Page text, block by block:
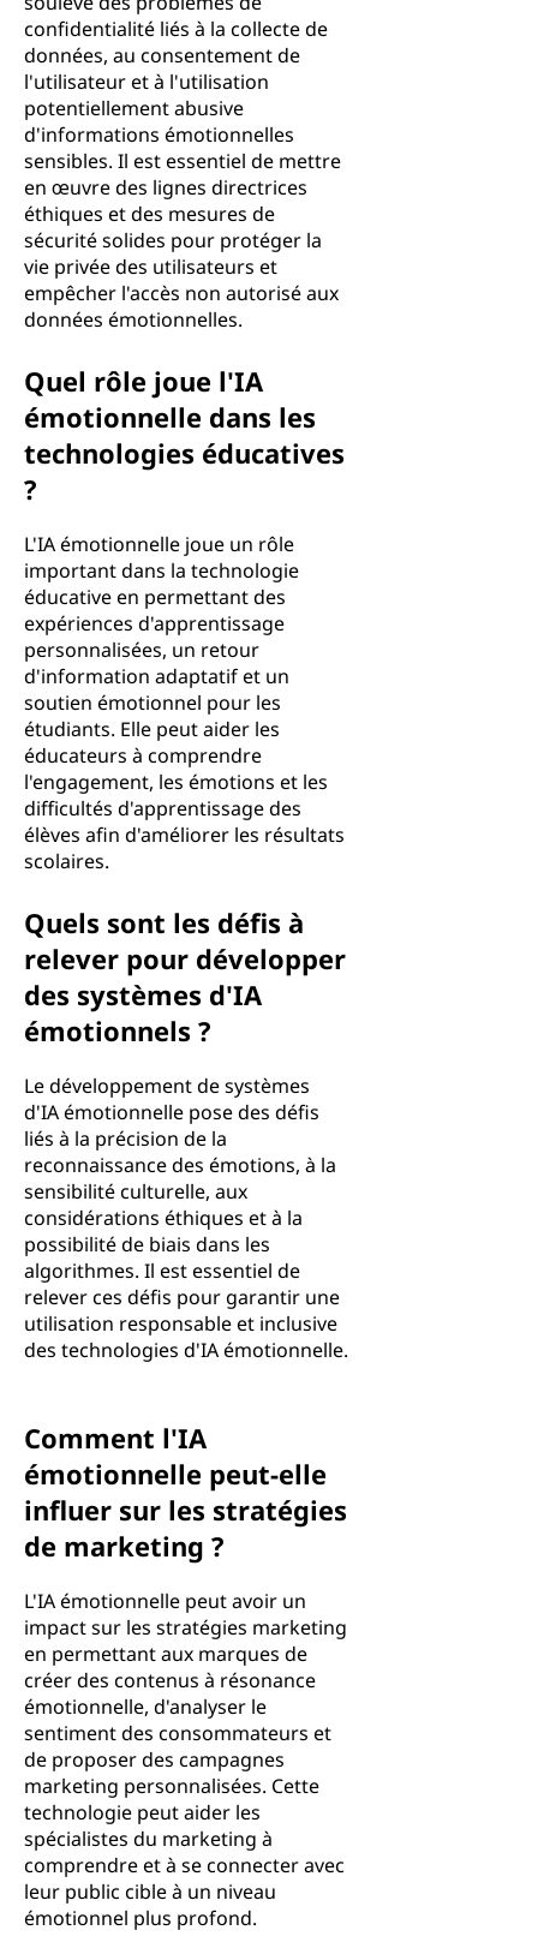
confidentialité liés à la collecte de
données, au consentement de
l'utilisateur et à l'utilisation
potentiellement abusive
d'informations émotionnelles
sensibles. Il est essentiel de mettre
en œuvre des lignes directrices
éthiques et des mesures de
sécurité solides pour protéger la
vie privée des utilisateurs et
empêcher l'accès non autorisé aux
données émotionnelles.
Quel rôle joue l'IA
émotionnelle dans les
technologies éducatives
?
L'IA émotionnelle joue un rôle
important dans la technologie
éducative en permettant des
expériences d'apprentissage
personnalisées, un retour
d'information adaptatif et un
soutien émotionnel pour les
étudiants. Elle peut aider les
éducateurs à comprendre
l'engagement, les émotions et les
difficultés d'apprentissage des
élèves afin d'améliorer les résultats
scolaires.
Quels sont les défis à
relever pour développer
des systèmes d'IA
émotionnels ?
Le développement de systèmes
d'IA émotionnelle pose des défis
liés à la précision de la
reconnaissance des émotions, à la
sensibilité culturelle, aux
considérations éthiques et à la
possibilité de biais dans les
algorithmes. Il est essentiel de
relever ces défis pour garantir une
utilisation responsable et inclusive
des technologies d'IA émotionnelle.
Comment l'IA
émotionnelle peut-elle
influer sur les stratégies
de marketing ?
L'IA émotionnelle peut avoir un
impact sur les stratégies marketing
en permettant aux marques de
créer des contenus à résonance
émotionnelle, d'analyser le
sentiment des consommateurs et
de proposer des campagnes
marketing personnalisées. Cette
technologie peut aider les
spécialistes du marketing à
comprendre et à se connecter avec
leur public cible à un niveau
émotionnel plus profond.